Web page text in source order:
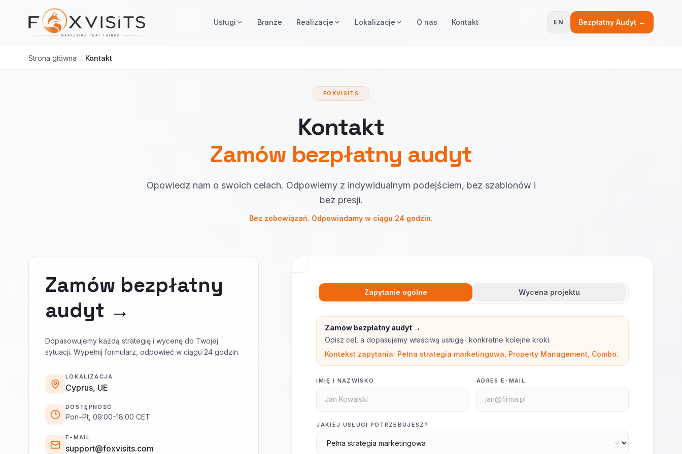
Przejdź do treści głównej
Usługi Branże Realizacje Lokalizacje O nas Kontakt EN Bezpłatny Audyt →
Strona główna / Kontakt
FOXVISITS
Kontakt
Zamów bezpłatny audyt
Opowiedz nam o swoich celach. Odpowiemy z indywidualnym podejściem, bez szablonów i
bez presji.
Bez zobowiązań. Odpowiadamy w ciągu 24 godzin.
Zamów bezpłatny
audyt →
Dopasowujemy każdą strategię i wycenę do Twojej
sytuacji. Wypełnij formularz, odpowieć w ciągu 24 godzin.
LOKALIZACJA
Cyprus, UE
DOSTĘPNOŚĆ
Pon–Pt, 09:00–18:00 CET
E-MAIL
support@foxvisits.com
Zapytanie ogólne Wycena projektu
Zamów bezpłatny audyt →
Opisz cel, a dopasujemy właściwą usługę i konkretne kolejne kroki.
Kontekst zapytania: Pełna strategia marketingowa, Property Management, Combo.
IMIĘ I NAZWISKO ADRES E-MAIL
JAKIEJ USŁUGI POTRZEBUJESZ?